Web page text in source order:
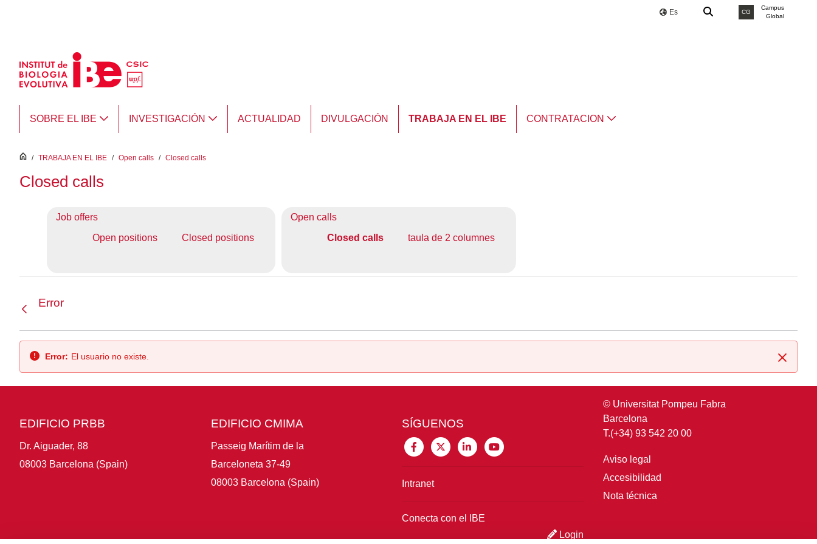
Es CG
Campus
Global
SOBRE EL IBE INVESTIGACIÓN ACTUALIDAD DIVULGACIÓN TRABAJA EN EL IBE CONTRATACION
inici
/ TRABAJA EN EL IBE / Open calls / Closed calls
Closed calls
Job offers
Open positions
Closed positions
Open calls
Closed calls
taula de 2 columnes
Error
Cerrar
Error: El usuario no existe.
EDIFICIO PRBB
Dr. Aiguader, 88
08003 Barcelona (Spain)
EDIFICIO CMIMA
Passeig Marítim de la
Barceloneta 37-49
08003 Barcelona (Spain)
SÍGUENOS
Intranet
Conecta con el IBE
Login
© Universitat Pompeu Fabra
Barcelona
T.(+34) 93 542 20 00
Aviso legal
Accesibilidad
Nota técnica